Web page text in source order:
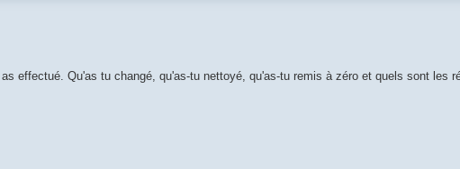
effectué. Qu'as tu changé, qu'as-tu nettoyé, qu'as-tu remis à zéro et quels sont les